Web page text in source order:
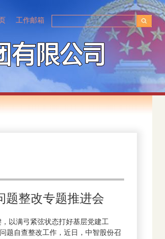
工作邮箱
题整改专题推进会
以满弓紧弦状态打好基层党建工
题自查整改工作，近日，中智股份召